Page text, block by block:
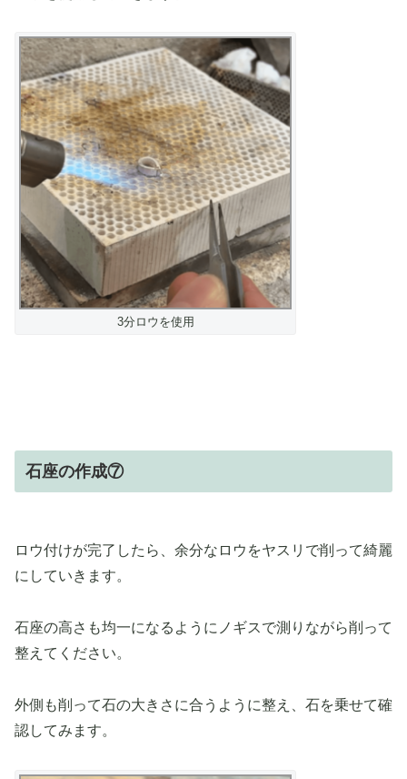
3分ロウを使用
石座の作成⑦
ロウ付けが完了したら、余分なロウをヤスリで削って綺麗
にしていきます。
石座の高さも均一になるようにノギスで測りながら削って
整えてください。
外側も削って石の大きさに合うように整え、石を乗せて確
認してみます。